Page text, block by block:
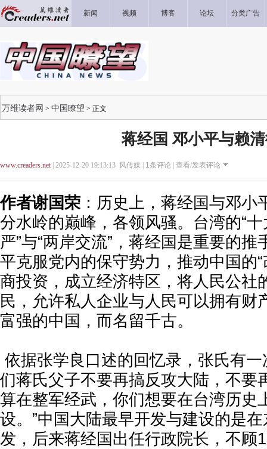
新闻 视频 博客 论坛 分类广告
万维读者网 > 中国瞭望 > 正文
蒋经国 邓小平与赖
www.creaders.net| 2025-12-20 19:13:13 风传媒 | 1条评论 | 查看/发表评论
作者谢国荣 ：历史上，蒋经国与邓
分水岭的巅峰，各领风骚。台湾的“十
严”与“两岸交流”，蒋经国是重要的
平克服党内的保守势力，推动中国的
商投资，成立经济特区，将人民公社
民，允许私人企业与人民可以拥有财
富强的中国，而名留千古。
依据张学良口述的回忆录，张氏有一
们蒋氏父子不要再搞反攻大陆，不要
算在整军经武，你们想要在台湾历史
设。”中国大陆最早开发与建设的是
发，后来蒋经国出任行政院长，不顾